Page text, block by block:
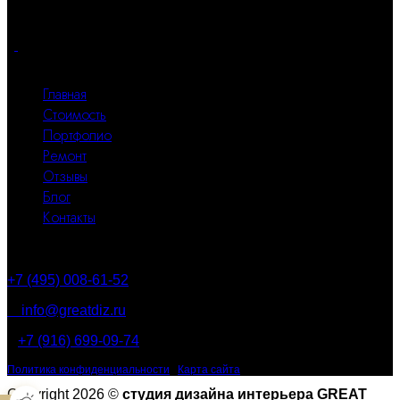
Главная
Стоимость
Портфолио
Ремонт
Отзывы
Блог
Контакты
+7 (495) 008-61-52
info@greatdiz.ru
+7 (916) 699-09-74
Политика конфиденциальности Карта сайта
Copyright 2026 © студия дизайна интерьера GREAT